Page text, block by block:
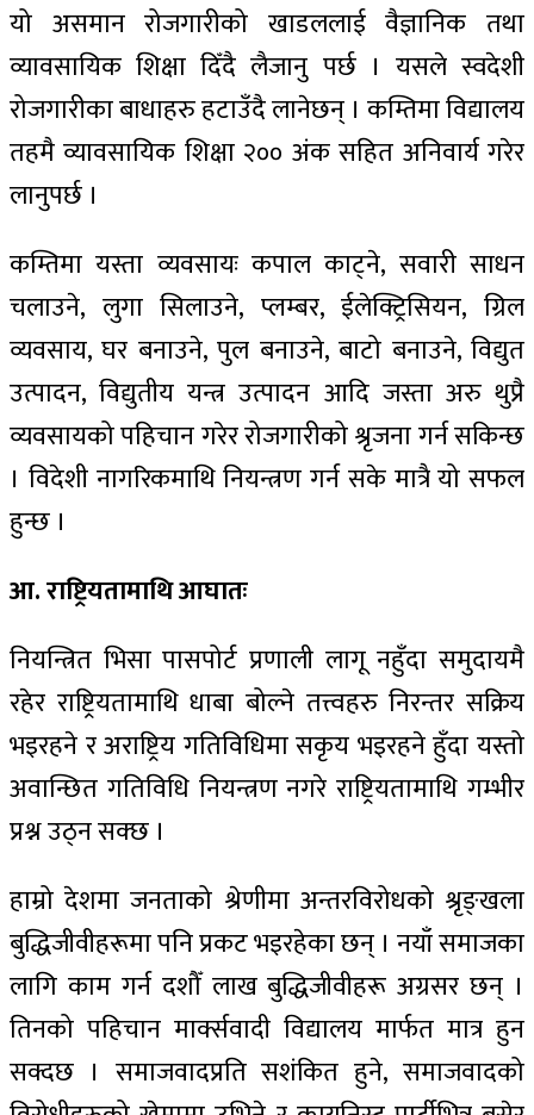
यो असमान रोजगारीको खाडललाई वैज्ञानिक तथा
व्यावसायिक शिक्षा दिँदै लैजानु पर्छ । यसले स्वदेशी
रोजगारीका बाधाहरु हटाउँदै लानेछन् । कम्तिमा विद्यालय
तहमै व्यावसायिक शिक्षा २०० अंक सहित अनिवार्य गरेर
लानुपर्छ ।
कम्तिमा यस्ता व्यवसायः कपाल काट्ने, सवारी साधन
चलाउने, लुगा सिलाउने, प्लम्बर, ईलेक्ट्रिसियन, ग्रिल
व्यवसाय, घर बनाउने, पुल बनाउने, बाटो बनाउने, विद्युत
उत्पादन, विद्युतीय यन्त्र उत्पादन आदि जस्ता अरु थुप्रै
व्यवसायको पहिचान गरेर रोजगारीको श्रृजना गर्न सकिन्छ
। विदेशी नागरिकमाथि नियन्त्रण गर्न सके मात्रै यो सफल
हुन्छ ।
आ. राष्ट्रियतामाथि आघातः
नियन्त्रित भिसा पासपोर्ट प्रणाली लागू नहुँदा समुदायमै
रहेर राष्ट्रियतामाथि धाबा बोल्ने तत्त्वहरु निरन्तर सक्रिय
भइरहने र अराष्ट्रिय गतिविधिमा सकृय भइरहने हुँदा यस्तो
अवान्छित गतिविधि नियन्त्रण नगरे राष्ट्रियतामाथि गम्भीर
प्रश्न उठ्न सक्छ ।
हाम्रो देशमा जनताको श्रेणीमा अन्तरविरोधको श्रृङ्खला
बुद्धिजीवीहरूमा पनि प्रकट भइरहेका छन् । नयाँ समाजका
लागि काम गर्न दशौँ लाख बुद्धिजीवीहरू अग्रसर छन् ।
तिनको पहिचान मार्क्सवादी विद्यालय मार्फत मात्र हुन
सक्दछ । समाजवादप्रति सशंकित हुने, समाजवादको